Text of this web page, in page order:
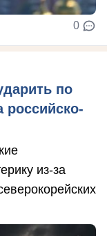
0
по
российско-
из-за